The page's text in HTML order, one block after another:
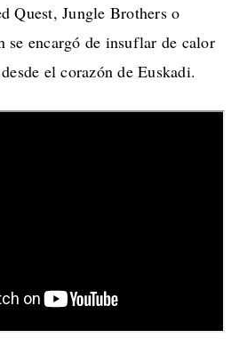
Quest, Jungle Brothers o
se encargó de insuflar de calor
el corazón de Euskadi.